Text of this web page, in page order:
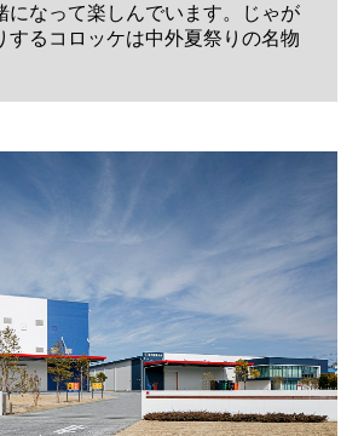
になって楽しんでいます。じゃが
するコロッケは中外夏祭りの名物